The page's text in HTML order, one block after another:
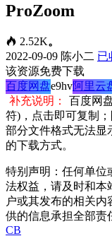
ProZoom
2.52K。
2022-09-09 陈小二 已
该资源免费下载
百度网盘e9hv阿里云
补充说明：
百度网
符)，点击即可复制
部分文件格式无法显
的下载方式。
特别声明：任何单位
法权益，请及时和本
户或其发布的相关
供的信息承担全部责
CB